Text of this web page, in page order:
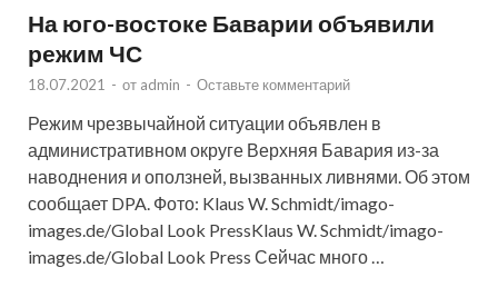
На юго-востоке Баварии объявили
режим ЧС
18.07.2021 - от admin - Оставьте комментарий
Режим чрезвычайной ситуации объявлен в
административном округе Верхняя Бавария из-за
наводнения и оползней, вызванных ливнями. Об этом
сообщает DPA. Фото: Klaus W. Schmidt/imago-
images.de/Global Look PressKlaus W. Schmidt/imago-
images.de/Global Look Press Сейчас много …